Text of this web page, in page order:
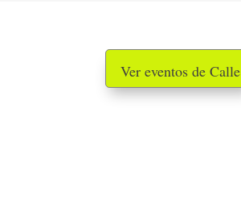
Ver eventos de Calle